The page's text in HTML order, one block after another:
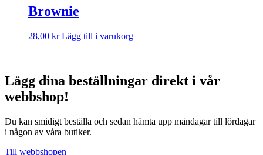
Brownie
28,00 kr Lägg till i varukorg
Lägg dina beställningar direkt i vår
webbshop!
Du kan smidigt beställa och sedan hämta upp måndagar till lördagar
i någon av våra butiker.
Till webbshopen